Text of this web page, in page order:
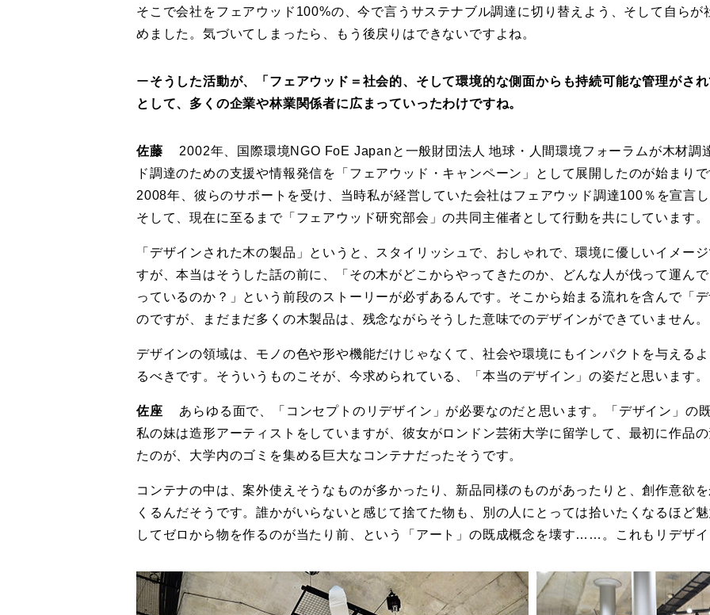
そこで会社をフェアウッド100%の、今で言うサステナブル調達に切り替えよう、そして自ら
めました。気づいてしまったら、もう後戻りはできないですよね。
ーそうした活動が、「フェアウッド＝社会的、そして環境的な側面からも持続可能な管理がさ
として、多くの企業や林業関係者に広まっていったわけですね。
佐藤
2002年、国際環境NGO FoE Japanと一般財団法人 地球・人間環境フォーラムが木材調
ド調達のための支援や情報発信を「フェアウッド・キャンペーン」として展開したのが始まり
2008年、彼らのサポートを受け、当時私が経営していた会社はフェアウッド調達100％を宣言
そして、現在に至るまで「フェアウッド研究部会」の共同主催者として行動を共にしています。
「デザインされた木の製品」というと、スタイリッシュで、おしゃれで、環境に優しいイメ
すが、本当はそうした話の前に、「その木がどこからやってきたのか、どんな人が伐って運ん
っているのか？」という前段のストーリーが必ずあるんです。そこから始まる流れを含んで「
のですが、まだまだ多くの木製品は、残念ながらそうした意味でのデザインができていません。
デザインの領域は、モノの色や形や機能だけじゃなくて、社会や環境にもインパクトを与える
るべきです。そういうものこそが、今求められている、「本当のデザイン」の姿だと思います。
佐座
あらゆる面で、「コンセプトのリデザイン」が必要なのだと思います。「デザイン」の
私の妹は造形アーティストをしていますが、彼女がロンドン芸術大学に留学して、最初に作品
たのが、大学内のゴミを集める巨大なコンテナだったそうです。
コンテナの中は、案外使えそうなものが多かったり、新品同様のものがあったりと、創作意欲
くるんだそうです。誰かがいらないと感じて捨てた物も、別の人にとっては拾いたくなるほど
してゼロから物を作るのが当たり前、という「アート」の既成概念を壊す……。これもリデザ